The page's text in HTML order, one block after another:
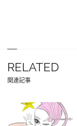
RELATED
関連記事